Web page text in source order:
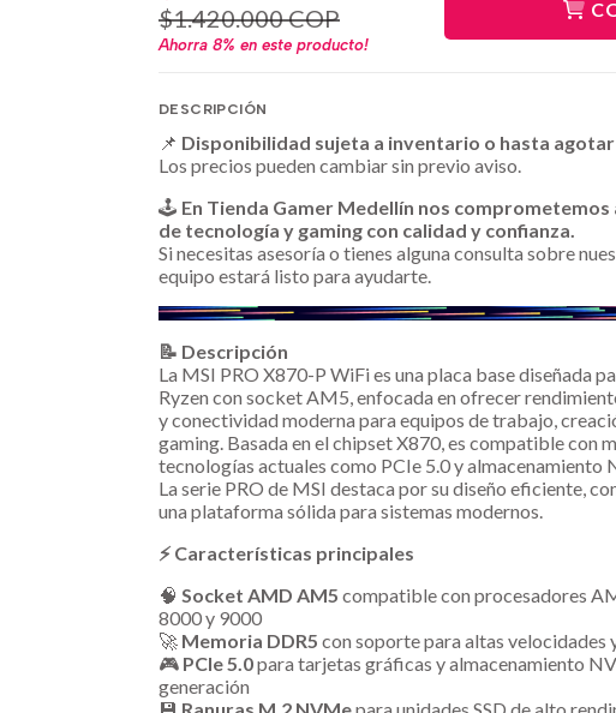
$1.420.000 COP
Ahorra 8% en este producto!
DESCRIPCIÓN
📌 Disponibilidad sujeta a inventario o hasta agotar
Los precios pueden cambiar sin previo aviso.
🕹️ En Tienda Gamer Medellín nos
de tecnología y gaming con calidad y confianza.
Si necesitas asesoría o tienes alguna consulta sobre
equipo estará listo para ayudarte.
📝 Descripción
La MSI PRO X870-P WiFi es una placa base diseñada
Ryzen con socket AM5, enfocada en ofrecer
y conectividad moderna para equipos de trabajo,
gaming. Basada en el chipset X870, es compatible con
tecnologías actuales como PCIe 5.0 y almacenamiento
La serie PRO de MSI destaca por su diseño eficiente,
una plataforma sólida para sistemas modernos.
⚡ Características principales
🧠 Socket AMD AM5 compatible con procesadores
8000 y 9000
🚀 Memoria DDR5 con soporte para altas velocidades
🎮 PCIe 5.0para tarjetas gráficas y almacenamiento
generación